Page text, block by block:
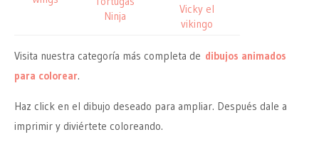
Ninja
Vicky el
vikingo
Visita nuestra categoría más completa de dibujos animados
para colorear.
Haz click en el dibujo deseado para ampliar. Después dale a
imprimir y diviértete coloreando.